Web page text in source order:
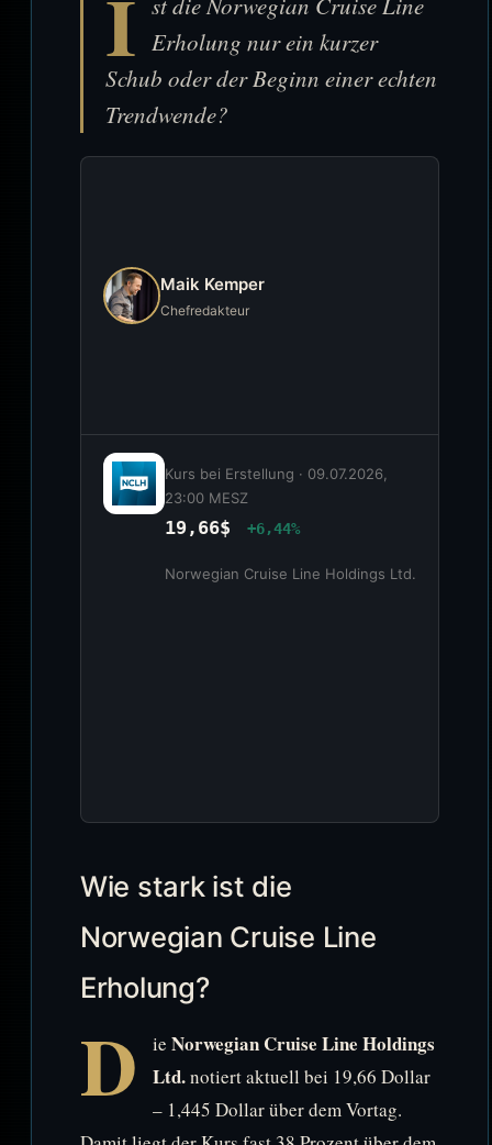
I Erholung nur ein kurzer
Schub oder der Beginn einer echten
Trendwende?
Maik Kemper
Chefredakteur
Kurs bei Erstellung · 09.07.2026,
23:00 MESZ
19,66$ +6,44%
Norwegian Cruise Line Holdings Ltd.
Wie stark ist die
Norwegian Cruise Line
Erholung?
D ie Norwegian Cruise Line Holdings
Ltd.notiert aktuell bei 19,66 Dollar
– 1,445 Dollar über dem Vortag.